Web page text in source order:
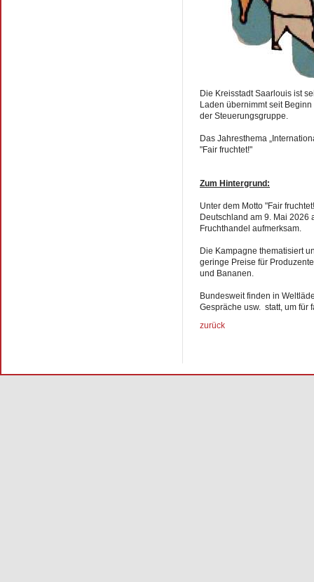
Die Kreisstadt Saarlouis ist
Laden übernimmt seit
der Steuerungsgruppe.
Das Jahresthema
"Fair fruchtet!"
Zum Hintergrund:
Unter dem Motto "Fair
Deutschland am 9. Mai
Fruchthandel aufmerksam.
Die Kampagne thematisiert
geringe Preise für
und Bananen.
Bundesweit finden in
Gespräche usw. statt, um für
zurück